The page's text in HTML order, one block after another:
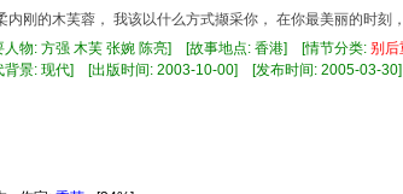
内刚的木芙蓉， 我该以什么方式撷采你， 在你最美丽的时
人物: 方强 木芙 张婉 陈亮] [故事地点: 香港] [情节分类: 别 后
背景: 现代] [出版时间: 2003-10-00] [发布时间: 2005-03-